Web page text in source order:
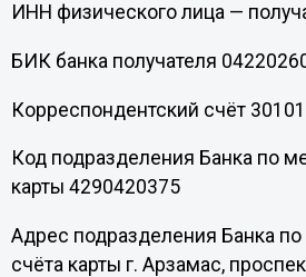
ИНН физического лица —
БИК банка получателя
Корреспондентский счёт
Код подразделения Банка по
карты 4290420375
Адрес подразделения Банка
счёта карты г. Арзамас,